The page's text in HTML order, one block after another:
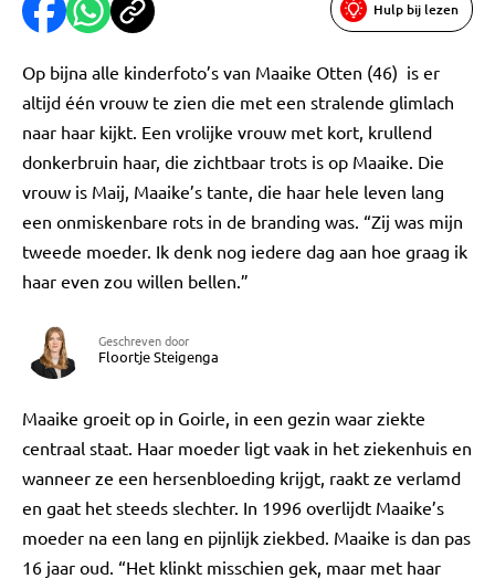
Hulp bij lezen
Op bijna alle kinderfoto’s van Maaike Otten (46) is er
altijd één vrouw te zien die met een stralende glimlach
naar haar kijkt. Een vrolijke vrouw met kort, krullend
donkerbruin haar, die zichtbaar trots is op Maaike. Die
vrouw is Maij, Maaike’s tante, die haar hele leven lang
een onmiskenbare rots in de branding was. “Zij was mijn
tweede moeder. Ik denk nog iedere dag aan hoe graag ik
haar even zou willen bellen.”
Geschreven door
Floortje Steigenga
Maaike groeit op in Goirle, in een gezin waar ziekte
centraal staat. Haar moeder ligt vaak in het ziekenhuis en
wanneer ze een hersenbloeding krijgt, raakt ze verlamd
en gaat het steeds slechter. In 1996 overlijdt Maaike’s
moeder na een lang en pijnlijk ziekbed. Maaike is dan pas
16 jaar oud. “Het klinkt misschien gek, maar met haar